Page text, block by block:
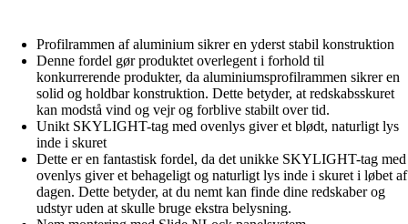
Profilrammen af aluminium sikrer en yderst stabil konstruktion
Denne fordel gør produktet overlegent i forhold til
konkurrerende produkter, da aluminiumsprofilrammen sikrer en
solid og holdbar konstruktion. Dette betyder, at redskabsskuret
kan modstå vind og vejr og forblive stabilt over tid.
Unikt SKYLIGHT-tag med ovenlys giver et blødt, naturligt lys
inde i skuret
Dette er en fantastisk fordel, da det unikke SKYLIGHT-tag med
ovenlys giver et behageligt og naturligt lys inde i skuret i løbet af
dagen. Dette betyder, at du nemt kan finde dine redskaber og
udstyr uden at skulle bruge ekstra belysning.